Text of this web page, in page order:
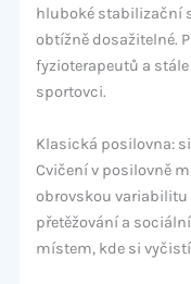
hluboké stabilizační
obtížně dosažitelné.
fyzioterapeutů a
sportovci.
Klasická posilovna:
Cvičení v posilovně
obrovskou
přetěžování a
místem, kde si